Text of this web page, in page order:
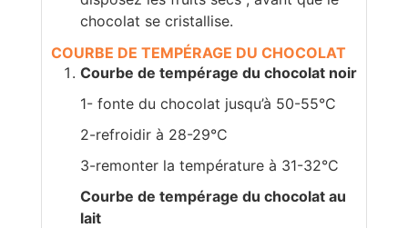
chocolat se cristallise.
COURBE DE TEMPÉRAGE DU CHOCOLAT
Courbe de tempérage du chocolat noir
1- fonte du chocolat jusqu’à 50-55°C
2-refroidir à 28-29°C
3-remonter la température à 31-32°C
Courbe de tempérage du chocolat au
lait